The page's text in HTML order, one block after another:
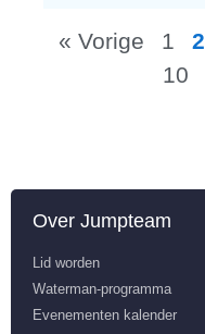
« Vorige 1 2
10
Over Jumpteam
Lid worden
Waterman-programma
Evenementen kalender